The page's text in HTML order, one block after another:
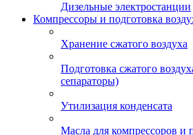
Дизельные электростанции
Компрессоры и подготовка
Хранение сжатого воздуха
Подготовка сжатого
сепараторы)
Утилизация конденсата
Масла для компрессоров и